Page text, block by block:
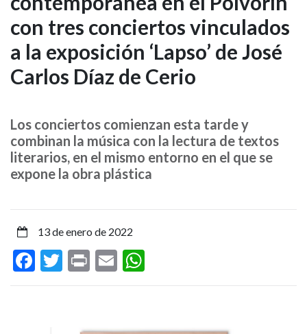
de
música
contemporánea
el
Polvorín
con
conciertos
vinculados
con tres conciertos vinculados
a la exposición ‘Lapso’ de José
Carlos Díaz de Cerio
Los conciertos comienzan esta tarde y
combinan la música con la lectura de textos
literarios, en el mismo entorno en el que se
expone la obra plástica
13 de enero de 2022
Facebook
Twitter
PrintEmail